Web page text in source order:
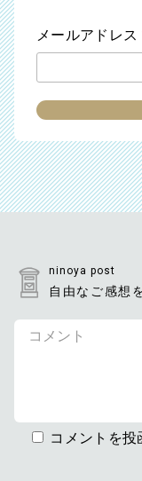
メールアドレス
ninoya post
自由なご感想
コメントを投